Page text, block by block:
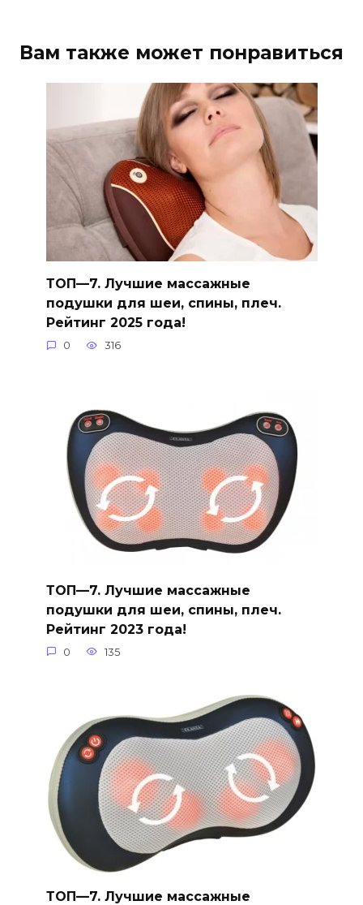
Вам также может понравиться
ТОП—7. Лучшие массажные
подушки для шеи, спины, плеч.
Рейтинг 2025 года!
0 316
ТОП—7. Лучшие массажные
подушки для шеи, спины, плеч.
Рейтинг 2023 года!
0 135
ТОП—7. Лучшие массажные